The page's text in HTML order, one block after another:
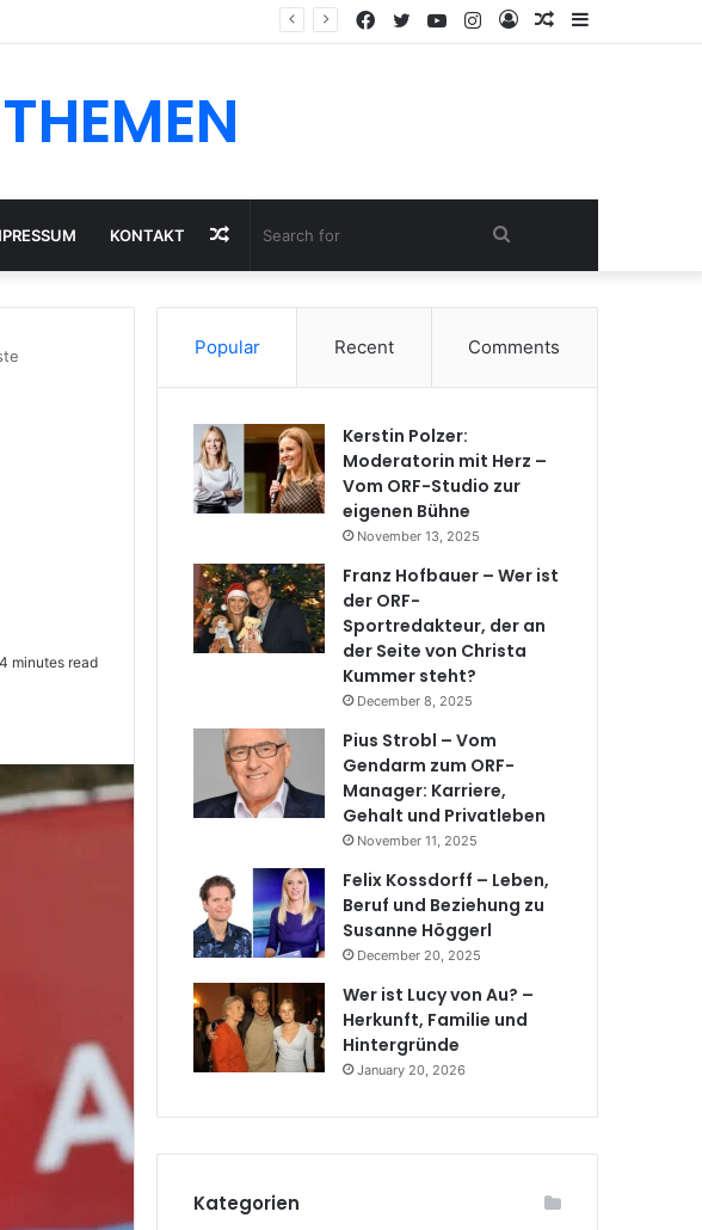
Sidebar
Random
Log
Instagram
YouTube
Twitter
Facebook
KONTAKT
for
Random
Article
4 minutes read
Popular Recent Comments
Kerstin Polzer:
Moderatorin mit Herz –
Vom ORF-Studio zur
eigenen Bühne
November 13, 2025
Franz Hofbauer – Wer ist
der ORF-
Sportredakteur, der an
der Seite von Christa
Kummer steht?
December 8, 2025
Pius Strobl – Vom
Gendarm zum ORF-
Manager: Karriere,
Gehalt und Privatleben
November 11, 2025
Felix Kossdorff – Leben,
Beruf und Beziehung zu
Susanne Höggerl
December 20, 2025
Wer ist Lucy von Au? –
Herkunft, Familie und
Hintergründe
January 20, 2026
Kategorien